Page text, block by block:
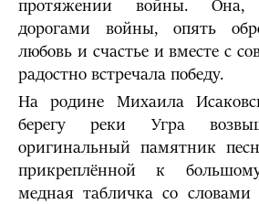
протяжении войны. Она,
дорогами войны, опять
любовь и счастье и вместе с
радостно встречала победу.
На родине Михаила
берегу реки Угра
оригинальный памятник
прикреплённой к
медная табличка со